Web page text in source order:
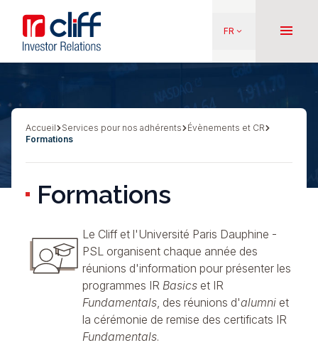
contenu
principal
Aller directement au contenu
FR keyboard_arrow_down menu
Fil
Accueil Services pour nos adhérents
Évènements et CR
Formations
Formations
Le Cliff et l'Université Paris Dauphine -
PSL organisent chaque année des
réunions d'information pour présenter les
programmes IR Basics et IR
Fundamentals, des réunions d'alumni et
la cérémonie de remise des certificats IR
Fundamentals.